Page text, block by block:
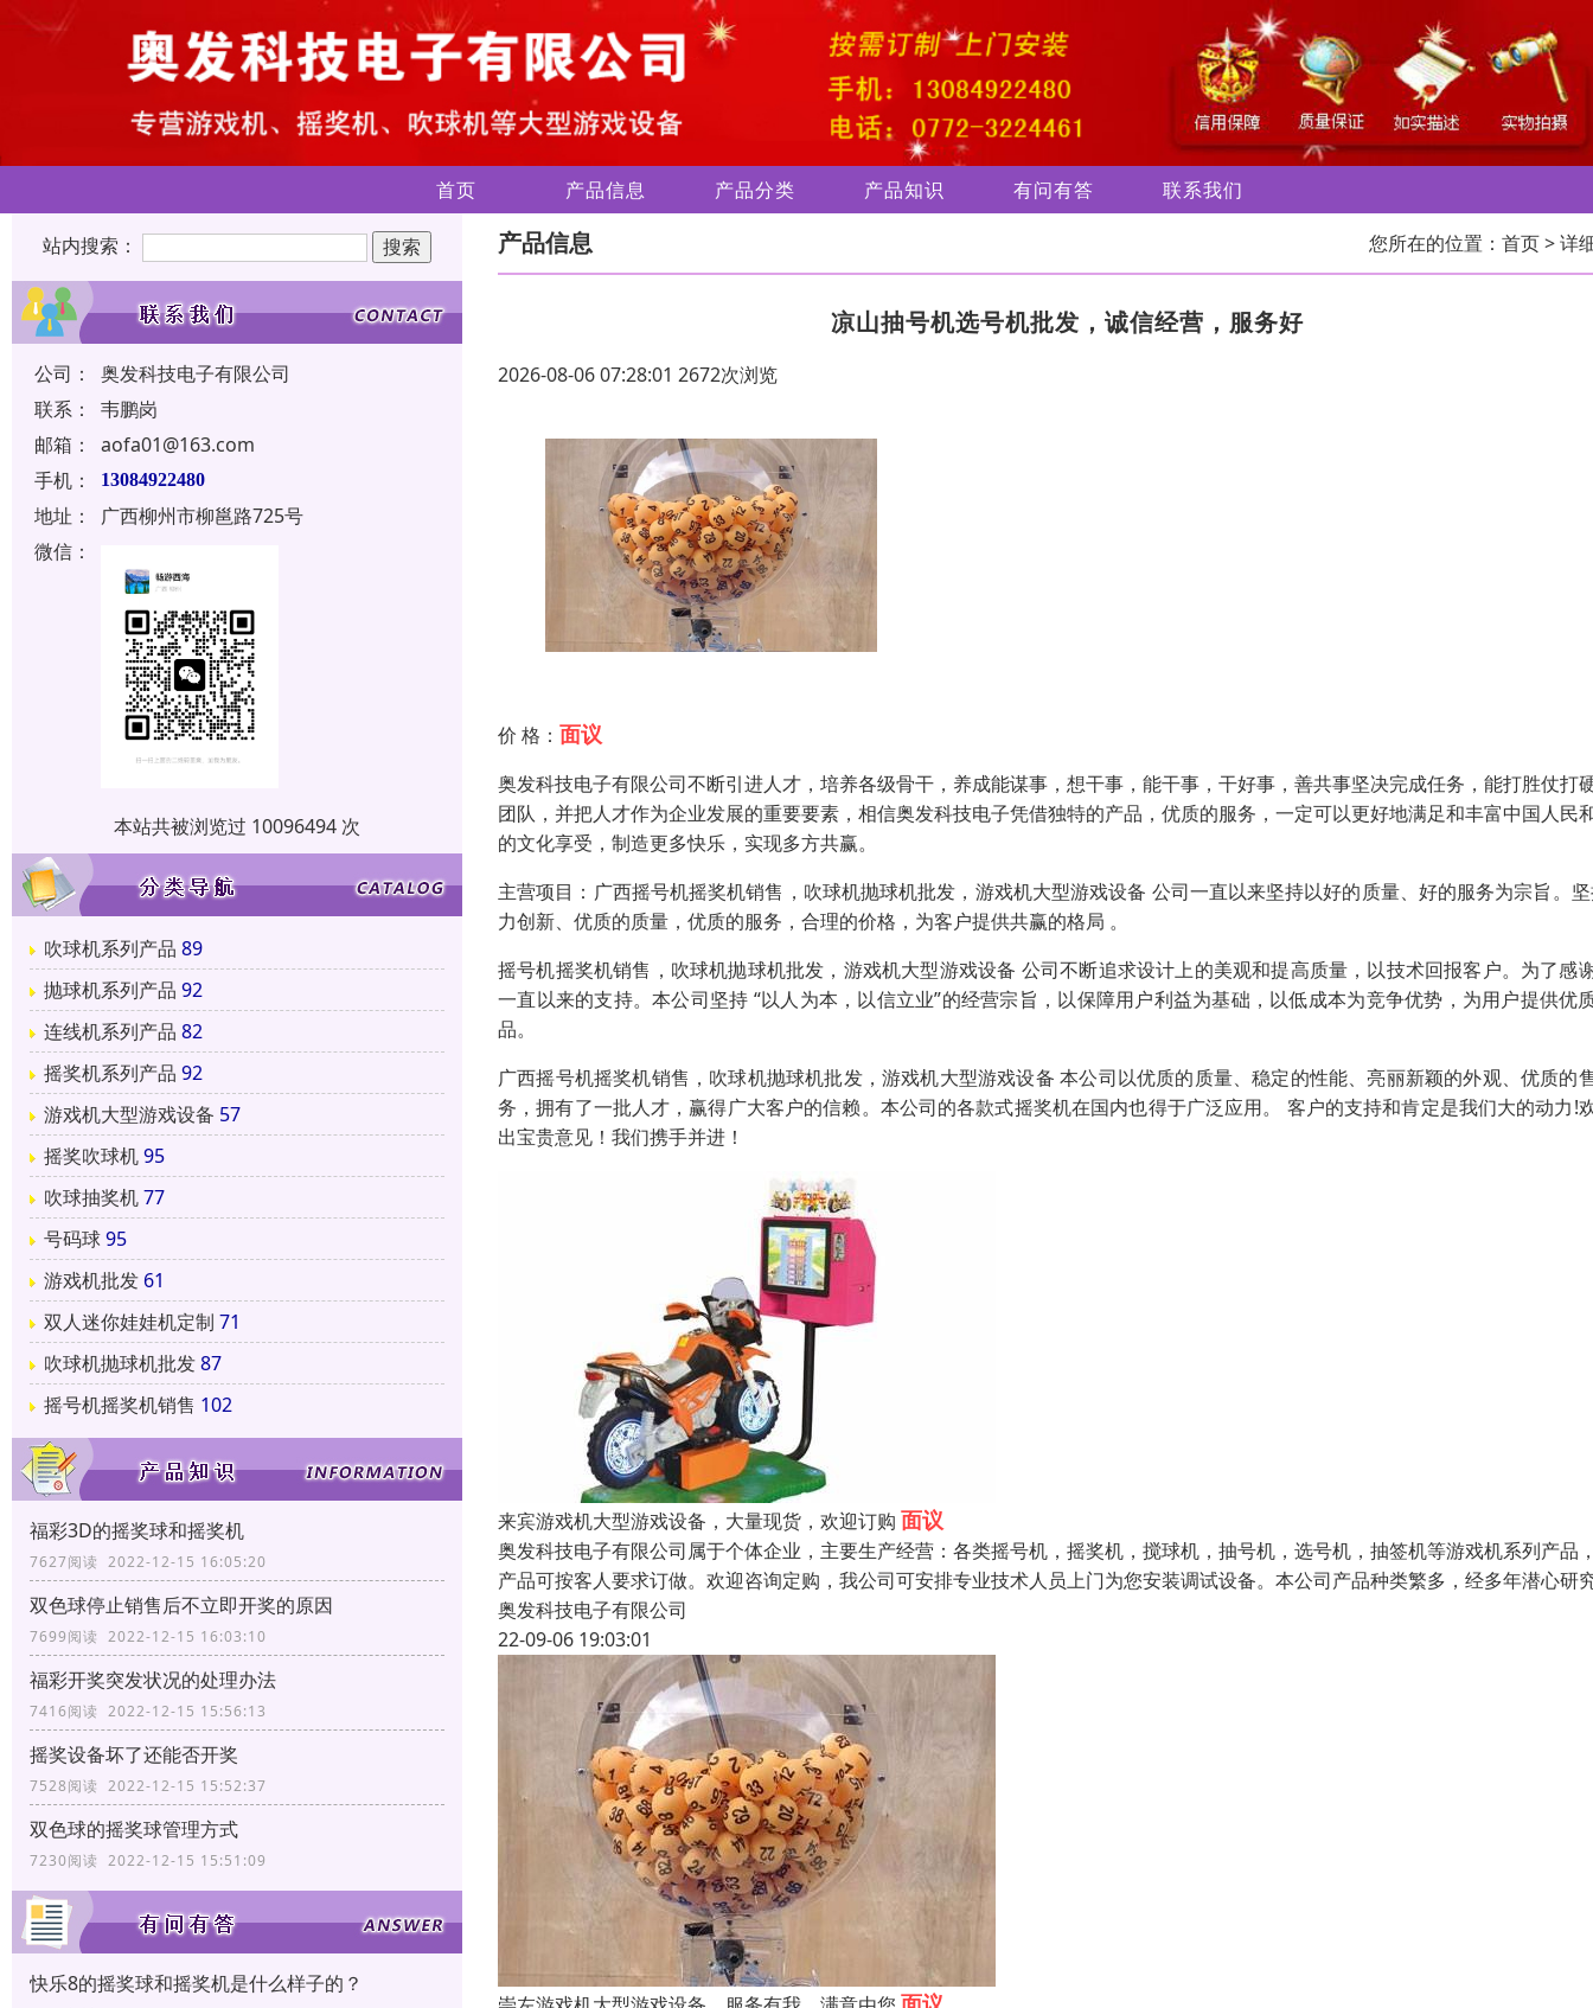
首页 产品信息 产品分类 产品知识 有问有答 联系我们
站内搜索：
公司：
奥发科技电子有限公司
联系：
韦鹏岗
邮箱：
aofa01@163.com
手机：
13084922480
地址：
广西柳州市柳邕路725号
微信：
本站共被浏览过 10096494 次
吹球机系列产品 89
抛球机系列产品 92
连线机系列产品 82
摇奖机系列产品 92
游戏机大型游戏设备 57
摇奖吹球机95
吹球抽奖机77
号码球95
游戏机批发 61
双人迷你娃娃机定制 71
吹球机抛球机批发87
摇号机摇奖机销售 102
福彩3D的摇奖球和摇奖机
7627阅读 2022-12-15 16:05:20
双色球停止销售后不立即开奖的原因
7699阅读 2022-12-15 16:03:10
福彩开奖突发状况的处理办法
7416阅读 2022-12-15 15:56:13
摇奖设备坏了还能否开奖
7528阅读 2022-12-15 15:52:37
双色球的摇奖球管理方式
7230阅读 2022-12-15 15:51:09
快乐8的摇奖球和摇奖机是什么样子的？
产品信息 您所在的位置： 首页> 详
凉山抽号机选号机批发，诚信经营，服务好
2026-08-06 07:28:01 2672次浏览
价 格： 面议
奥发科技电子有限公司不断引进人才，培养各级骨干，养成能谋事，想干事，能干事，干好事，善共事坚决完成任务，能打胜仗打
团队，并把人才作为企业发展的重要要素，相信奥发科技电子凭借独特的产品，优质的服务，一定可以更好地满足和丰富中国人民
的文化享受，制造更多快乐，实现多方共赢。
主营项目：广西摇号机摇奖机销售，吹球机抛球机批发，游戏机大型游戏设备 公司一直以来坚持以好的质量、好的服务为宗旨。坚
力创新、优质的质量，优质的服务，合理的价格，为客户提供共赢的格局 。
摇号机摇奖机销售，吹球机抛球机批发，游戏机大型游戏设备 公司不断追求设计上的美观和提高质量，以技术回报客户。为了感
一直以来的支持。本公司坚持 “以人为本，以信立业”的经营宗旨，以保障用户利益为基础，以低成本为竞争优势，为用户提供优
品。
广西摇号机摇奖机销售，吹球机抛球机批发，游戏机大型游戏设备 本公司以优质的质量、稳定的性能、亮丽新颖的外观、优质的
务，拥有了一批人才，赢得广大客户的信赖。本公司的各款式摇奖机在国内也得于广泛应用。 客户的支持和肯定是我们大的动力!
出宝贵意见！我们携手并进！
来宾游戏机大型游戏设备，大量现货，欢迎订购 面议
奥发科技电子有限公司属于个体企业，主要生产经营：各类摇号机，摇奖机，搅球机，抽号机，选号机，抽签机等游戏机系列产品
产品可按客人要求订做。欢迎咨询定购，我公司可安排专业技术人员上门为您安装调试设备。本公司产品种类繁多，经多年潜心研
奥发科技电子有限公司
22-09-06 19:03:01